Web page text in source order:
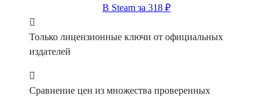
В Steam за 318 ₽
Только лицензионные ключи от официальных
издателей
Сравнение цен из множества проверенных